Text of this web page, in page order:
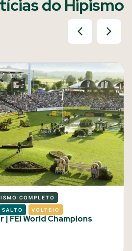
do Hipismo
COMPLETO
SALTO VOLTEIO
FEI World Champions